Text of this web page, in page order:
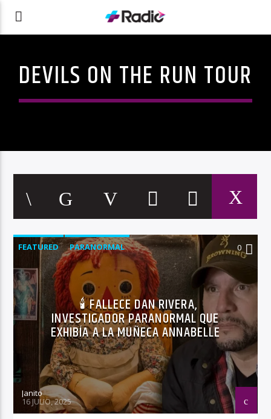
DEVILS ON THE RUN TOUR
FEATURED PARANORMAL 0
🕯 FALLECE DAN RIVERA,
INVESTIGADOR PARANORMAL QUE
EXHIBÍA A LA MUÑECA ANNABELLE
Janito
16 JULIO, 2025